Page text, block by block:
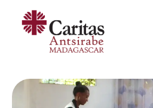
contenu